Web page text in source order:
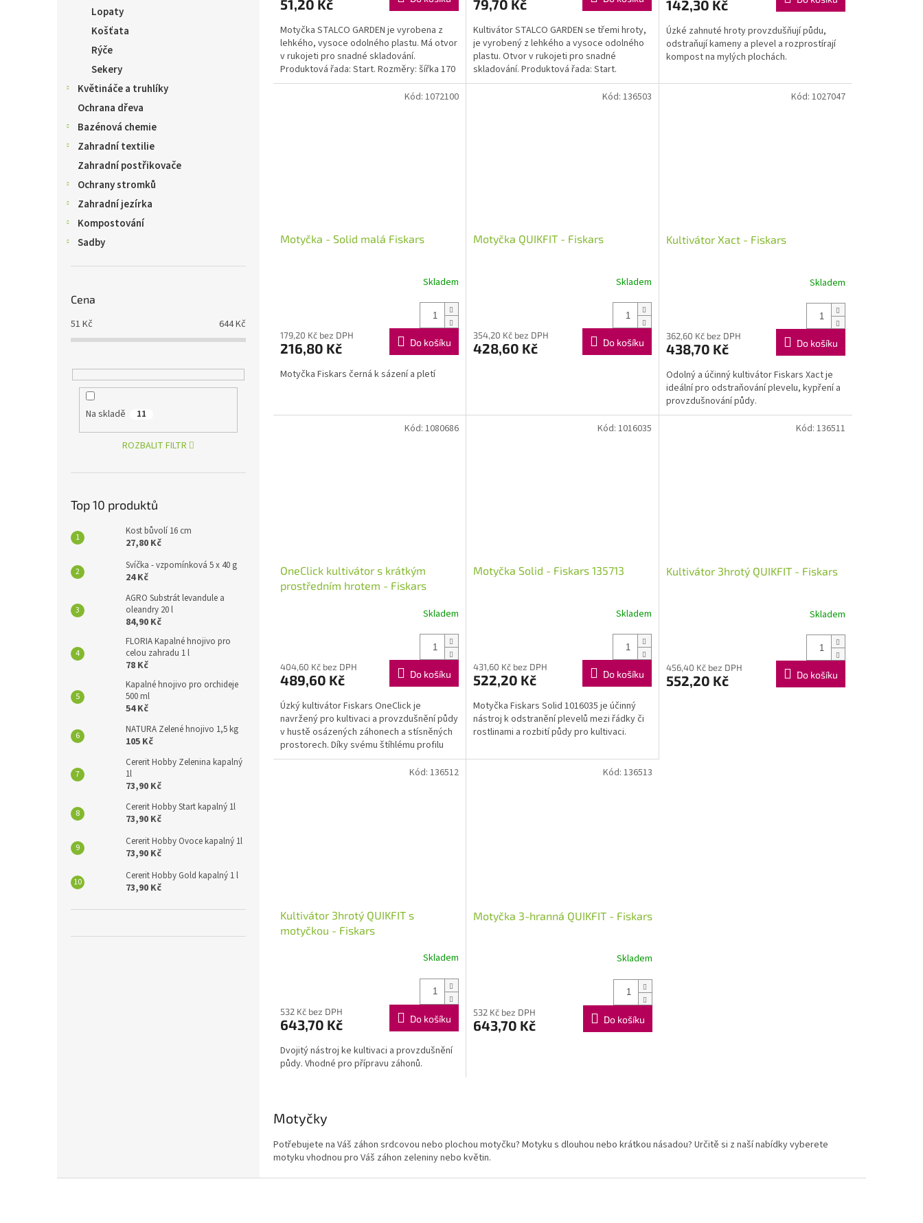
Lopaty
Košťata
Rýče
Sekery
Květináče a truhlíky
Ochrana dřeva
Bazénová chemie
Zahradní textilie
Zahradní postřikovače
Ochrany stromků
Zahradní jezírka
Kompostování
Sadby
Cena
51 Kč 644Kč
Na skladě 11
ROZBALIT FILTR
Top 10 produktů
Kost bůvolí 16 cm
27,80 Kč
Svíčka - vzpomínková 5 x 40 g
24 Kč
AGRO Substrát levandule a
oleandry 20 l
84,90 Kč
FLORIA Kapalné hnojivo pro
celou zahradu 1 l
78 Kč
Kapalné hnojivo pro orchideje
500 ml
54 Kč
NATURA Zelené hnojivo 1,5 kg
105 Kč
Cererit Hobby Zelenina kapalný
1l
73,90 Kč
Cererit Hobby Start kapalný 1l
73,90 Kč
Cererit Hobby Ovoce kapalný 1l
73,90 Kč
Cererit Hobby Gold kapalný 1 l
73,90 Kč
51,20 Kč
Motyčka STALCO GARDEN je vyrobena z
lehkého, vysoce odolného plastu. Má otvor
v rukojeti pro snadné skladování.
Produktová řada: Start. Rozměry: šířka 170
mm, výška 315 mm....
79,70 Kč
Kultivátor STALCO GARDEN se třemi hroty,
je vyrobený z lehkého a vysoce odolného
plastu. Otvor v rukojeti pro snadné
skladování. Produktová řada: Start.
Rozměry: šířka 75 mm,...
142,30 Kč
Úzké zahnuté hroty provzdušňují půdu,
odstraňují kameny a plevel a rozprostírají
kompost na mylých plochách.
Motyčka - Solid malá Fiskars
Skladem
179,20 Kč bez DPH
216,80 Kč Do košíku
Motyčka Fiskars černá k sázení a pletí
Kód: 1072100
Motyčka QUIKFIT - Fiskars
Skladem
354,20 Kč bez DPH
428,60 Kč Do košíku
Kód: 136503
Kultivátor Xact - Fiskars
Skladem
362,60 Kč bez DPH
438,70 Kč Do košíku
Odolný a účinný kultivátor Fiskars Xact je
ideální pro odstraňování plevelu, kypření a
provzdušnování půdy.
Kód: 1027047
OneClick kultivátor s krátkým
prostředním hrotem - Fiskars
Skladem
404,60 Kč bez DPH
489,60 Kč Do košíku
Úzký kultivátor Fiskars OneClick je
navržený pro kultivaci a provzdušnění půdy
v hustě osázených záhonech a stísněných
prostorech. Díky svému štíhlému profilu
umožňuje efektivní...
Kód: 1080686
Motyčka Solid - Fiskars 135713
Skladem
431,60 Kč bez DPH
522,20 Kč Do košíku
Motyčka Fiskars Solid 1016035 je účinný
nástroj k odstranění plevelů mezi řádky či
rostlinami a rozbití půdy pro kultivaci.
Kód: 1016035
Kultivátor 3hrotý QUIKFIT - Fiskars
Skladem
456,40 Kč bez DPH
552,20 Kč Do košíku
Kód: 136511
Kultivátor 3hrotý QUIKFIT s
motyčkou - Fiskars
Skladem
532 Kč bez DPH
643,70 Kč Do košíku
Dvojitý nástroj ke kultivaci a provzdušnění
půdy. Vhodné pro přípravu záhonů.
Kód: 136512
Motyčka 3-hranná QUIKFIT - Fiskars
Skladem
532 Kč bez DPH
643,70 Kč Do košíku
Kód: 136513
d
c
Motyčky
Potřebujete na Váš záhon srdcovou nebo plochou motyčku? Motyku s dlouhou nebo krátkou násadou? Určitě si z naší nabídky vyberete
motyku vhodnou pro Váš záhon zeleniny nebo květin.